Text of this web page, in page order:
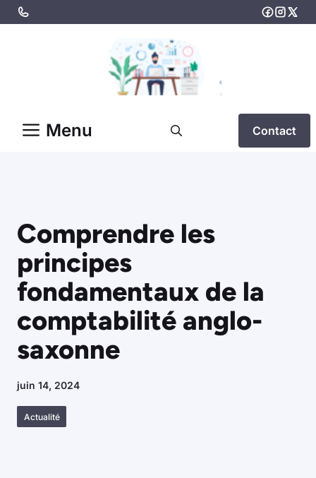
Aller
au
Menu Contact
Comprendre les
principes
fondamentaux de la
comptabilité anglo-
saxonne
juin 14, 2024
Actualité